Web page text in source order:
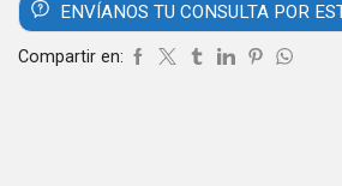
ENVÍANOS TU CONSULTA POR
Compartir en: